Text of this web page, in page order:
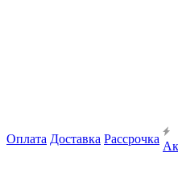
Оплата Доставка Рассрочка